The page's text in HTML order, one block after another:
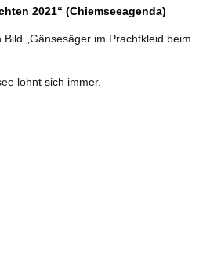
2021“ (Chiemseeagenda)
„Gänsesäger im Prachtkleid beim
lohnt sich immer.